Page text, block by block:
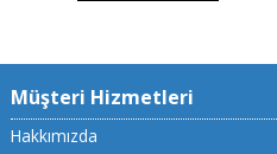
Müşteri Hizmetleri
Hakkımızda